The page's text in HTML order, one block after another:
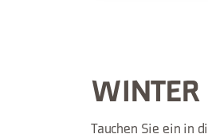
WINTER
Tauchen Sie ein in